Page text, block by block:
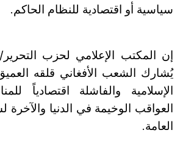
سياسية أو اقتصادية للنظام الحاكم.
إن المكتب الإعلامي لحزب التحرير/
يُشارك الشعب الأفغاني قلقه العميق
الإسلامية والفاشلة اقتصادياً
العواقب الوخيمة في الدنيا والآخرة
العامة.